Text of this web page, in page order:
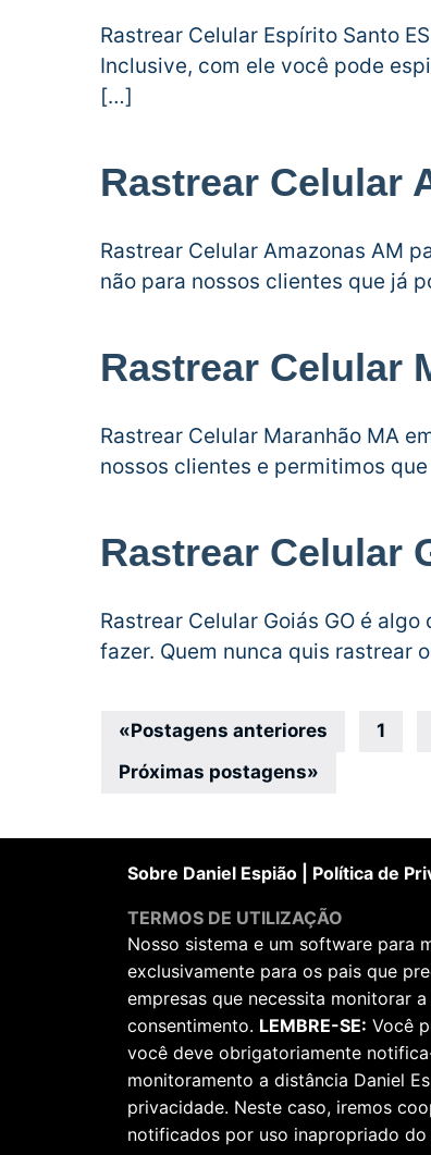
Rastrear Celular Espírito Santo
Inclusive, com ele você pode
[…]
Rastrear Celular
Rastrear Celular Amazonas AM
não para nossos clientes que já
Rastrear Celular
Rastrear Celular Maranhão MA
nossos clientes e permitimos
Rastrear Celular
Rastrear Celular Goiás GO é
fazer. Quem nunca quis rastrear
Navegação
por
«Postagens anteriores 1
Próximas postagens»
Sobre Daniel Espião Política de
TERMOS DE UTILIZAÇÃO
Nosso sistema e um software para
exclusivamente para os pais que
empresas que necessita monitorar
consentimento. LEMBRE-SE: Você
você deve obrigatoriamente
monitoramento a distância Daniel
privacidade. Neste caso, iremos
notificados por uso inapropriado